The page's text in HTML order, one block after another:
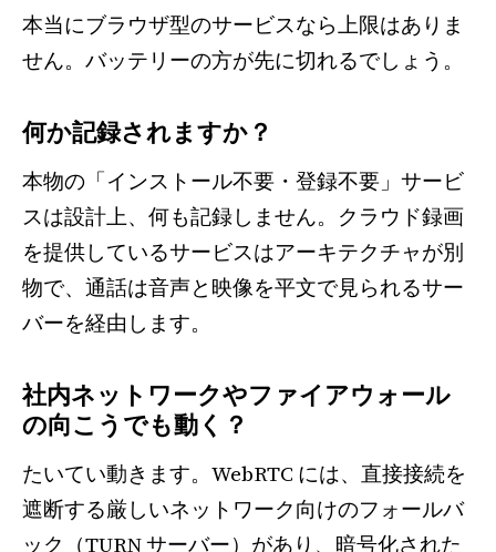
本当にブラウザ型のサービスなら上限はありま
せん。バッテリーの方が先に切れるでしょう。
何か記録されますか？
本物の「インストール不要・登録不要」サービ
スは設計上、何も記録しません。クラウド録画
を提供しているサービスはアーキテクチャが別
物で、通話は音声と映像を平文で見られるサー
バーを経由します。
社内ネットワークやファイアウォール
の向こうでも動く？
たいてい動きます。WebRTC には、直接接続を
遮断する厳しいネットワーク向けのフォールバ
ック（TURN サーバー）があり、暗号化された